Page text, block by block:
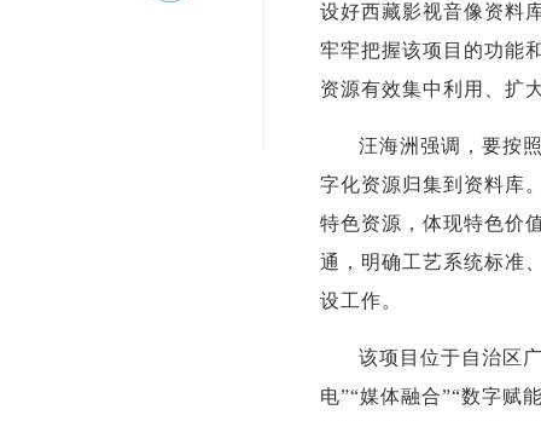
设好西藏影视音像资料
牢牢把握该项目的功能
资源有效集中利用、扩
汪海洲强调，要按
字化资源归集到资料库
特色资源，体现特色价
通，明确工艺系统标准
设工作。
该项目位于自治区
电”“媒体融合”“数字赋